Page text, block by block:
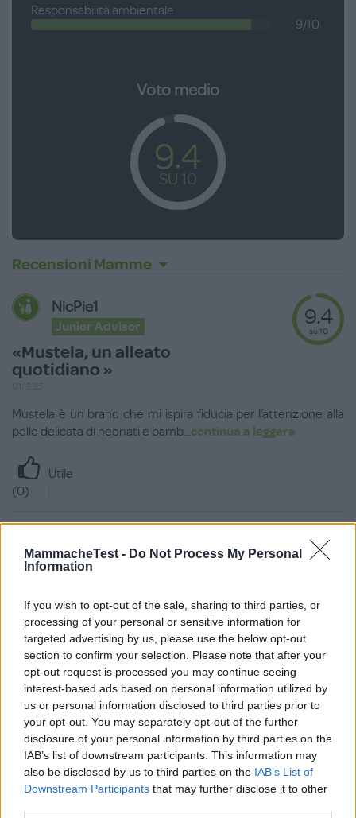
MammacheTest - Do Not Process My Personal
Information
If you wish to opt-out of the sale, sharing to third parties, or
processing of your personal or sensitive information for
targeted advertising by us, please use the below opt-out
section to confirm your selection. Please note that after your
opt-out request is processed you may continue seeing
interest-based ads based on personal information utilized by
us or personal information disclosed to third parties prior to
your opt-out. You may separately opt-out of the further
disclosure of your personal information by third parties on the
IAB’s list of downstream participants. This information may
also be disclosed by us to third parties on the IAB’s List of
Downstream Participants that may further disclose it to other
Responsabilità ambientale
9/10
Voto medio
9.4
SU 10
Recensioni Mamme
NicPie1
Junior Advisor
«Mustela, un alleato
quotidiano »
9.4
su 10
Mustela è un brand che mi ispira fiducia per l’attenzione alla
pelle delicata di neonati e bamb...continua a leggere
Utile
(0)
Junior Advisor
06.10.25
9.2
su 10
Da quando in ospedale mi hanno consigliato i prodotti
Mustela per il bagnetto di mia figlia non...continua a leggere
Utile
)
MaiSenzaSpf
Senior Advisor
«Tra i migliori marchi»
10.08.25
10.0
su 10